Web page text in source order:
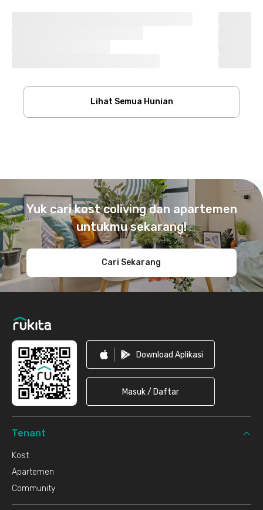
Lihat Semua Hunian
Yuk cari kost coliving dan apartemen
untukmu sekarang!
Cari Sekarang
Download Aplikasi
Masuk / Daftar
Tenant
Kost
Apartemen
Community